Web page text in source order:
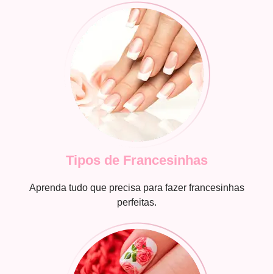
Tipos de Francesinhas
Aprenda tudo que precisa para fazer francesinhas
perfeitas.